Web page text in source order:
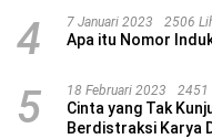
4 7 Januari 2023 2506
Apa itu Nomor
5 18 Februari 2023 2451
Cinta yang Tak
Berdistraksi Karya